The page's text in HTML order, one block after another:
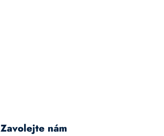
Zavolejte nám